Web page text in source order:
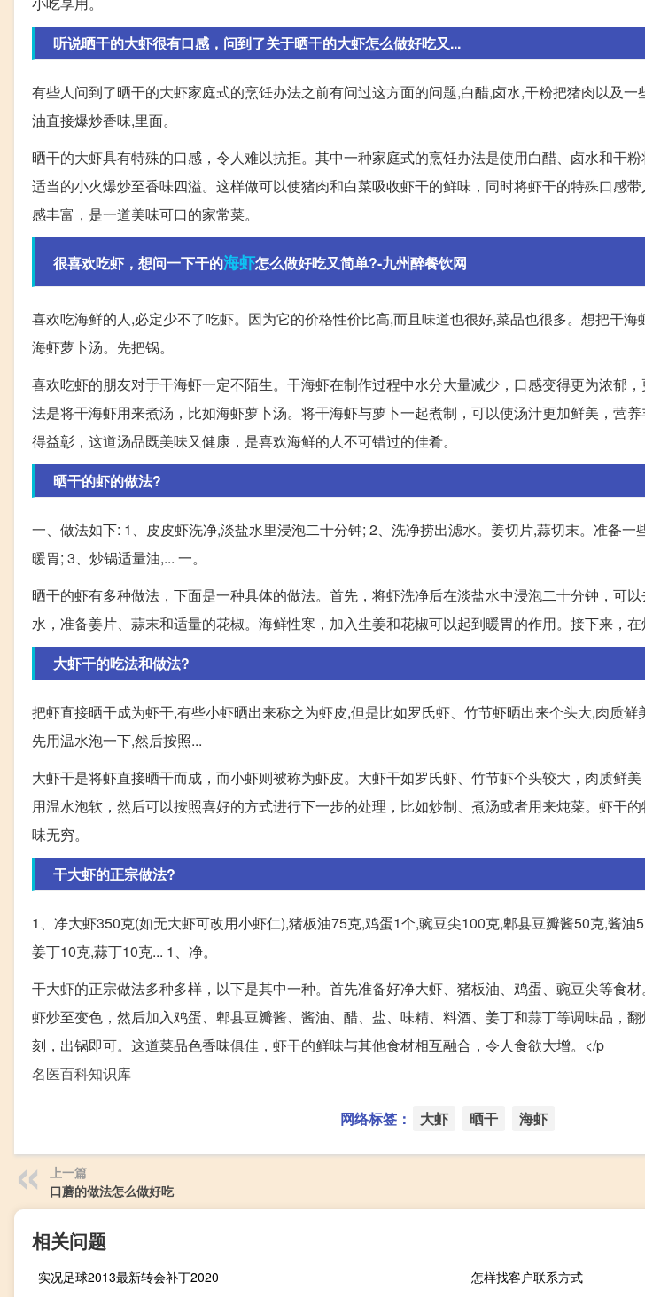
听说晒干的大虾很有口感，问到了关于晒干的大虾怎么做好吃又...
有些人问到了晒干的大虾家庭式的烹饪办法之前有问过这方面的问题,白醋,卤水,干粉把猪肉以及
油直接爆炒香味,里面。
晒干的大虾具有特殊的口感，令人难以抗拒。其中一种家庭式的烹饪办法是使用白醋、卤水和干
适当的小火爆炒至香味四溢。这样做可以使猪肉和白菜吸收虾干的鲜味，同时将虾干的特殊口感
感丰富，是一道美味可口的家常菜。
很喜欢吃虾，想问一下干的海虾怎么做好吃又简单?-九州醉餐饮网
喜欢吃海鲜的人,必定少不了吃虾。因为它的价格性价比高,而且味道也很好,菜品也很多。想把干
海虾萝卜汤。先把锅。
喜欢吃虾的朋友对于干海虾一定不陌生。干海虾在制作过程中水分大量减少，口感变得更为浓郁
法是将干海虾用来煮汤，比如海虾萝卜汤。将干海虾与萝卜一起煮制，可以使汤汁更加鲜美，营
得益彰，这道汤品既美味又健康，是喜欢海鲜的人不可错过的佳肴。
晒干的虾的做法?
一、做法如下: 1、皮皮虾洗净,淡盐水里浸泡二十分钟; 2、洗净捞出滤水。姜切片,蒜切末。准备一
暖胃; 3、炒锅适量油,... 一。
晒干的虾有多种做法，下面是一种具体的做法。首先，将虾洗净后在淡盐水中浸泡二十分钟，可
水，准备姜片、蒜末和适量的花椒。海鲜性寒，加入生姜和花椒可以起到暖胃的作用。接下来，
大虾干的吃法和做法?
把虾直接晒干成为虾干,有些小虾晒出来称之为虾皮,但是比如罗氏虾、竹节虾晒出来个头大,肉质
先用温水泡一下,然后按照...
大虾干是将虾直接晒干而成，而小虾则被称为虾皮。大虾干如罗氏虾、竹节虾个头较大，肉质鲜
用温水泡软，然后可以按照喜好的方式进行下一步的处理，比如炒制、煮汤或者用来炖菜。虾干
味无穷。
干大虾的正宗做法?
1、净大虾350克(如无大虾可改用小虾仁),猪板油75克,鸡蛋1个,豌豆尖100克,郫县豆瓣酱50克,酱油
姜丁10克,蒜丁10克... 1、净。
干大虾的正宗做法多种多样，以下是其中一种。首先准备好净大虾、猪板油、鸡蛋、豌豆尖等食
虾炒至变色，然后加入鸡蛋、郫县豆瓣酱、酱油、醋、盐、味精、料酒、姜丁和蒜丁等调味品，
刻，出锅即可。这道菜品色香味俱佳，虾干的鲜味与其他食材相互融合，令人食欲大增。</p
名医百科知识库
网络标签： 大虾 晒干 海虾
上一篇
口蘑的做法怎么做好吃
相关问题
实况足球2013最新转会补丁2020
怎样找客户联系方式